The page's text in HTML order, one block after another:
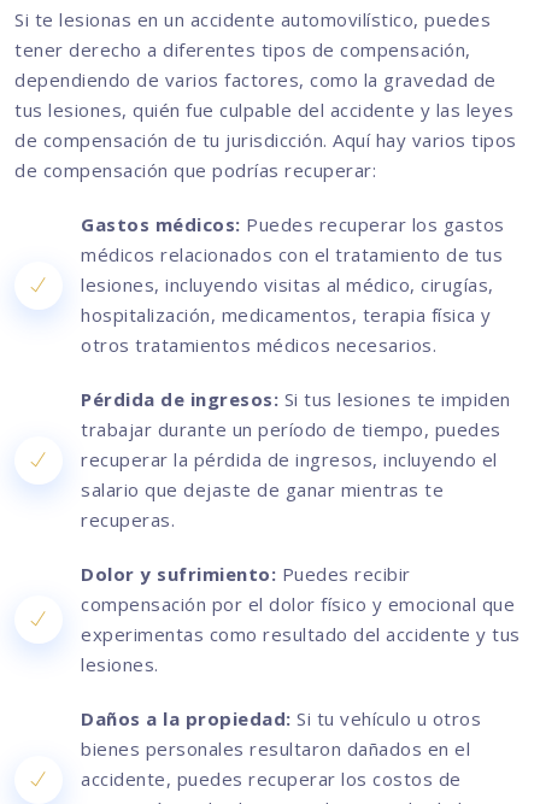
Si te lesionas en un accidente automovilístico, puedes
tener derecho a diferentes tipos de compensación,
dependiendo de varios factores, como la gravedad de
tus lesiones, quién fue culpable del accidente y las leyes
de compensación de tu jurisdicción. Aquí hay varios tipos
de compensación que podrías recuperar:
Gastos médicos: Puedes recuperar los gastos
médicos relacionados con el tratamiento de tus
lesiones, incluyendo visitas al médico, cirugías,
hospitalización, medicamentos, terapia física y
otros tratamientos médicos necesarios.
Pérdida de ingresos: Si tus lesiones te impiden
trabajar durante un período de tiempo, puedes
recuperar la pérdida de ingresos, incluyendo el
salario que dejaste de ganar mientras te
recuperas.
Dolor y sufrimiento: Puedes recibir
compensación por el dolor físico y emocional que
experimentas como resultado del accidente y tus
lesiones.
Daños a la propiedad: Si tu vehículo u otros
bienes personales resultaron dañados en el
accidente, puedes recuperar los costos de